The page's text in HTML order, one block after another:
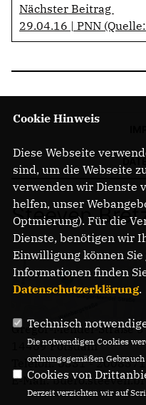
Nächster Beitrag
29.04.16 | PNN
Steeven
Gregor-Mendel-Straße 3
14469 Potsdam
Telefon: 0331 -
E-Mail:
Cookie Hinweis
Diese Webseite
sind, um die Webseite
verwenden wir Dienste
helfen, unser
Optmierung). Für die
Dienste, benötigen wir
Einwilligung können
Informationen finden
Datenschutzerklärung.
Technisch
Die notwendigen Cookies
ordnungsgemäßen
Cookies von
Derzeit verzichten wir auf